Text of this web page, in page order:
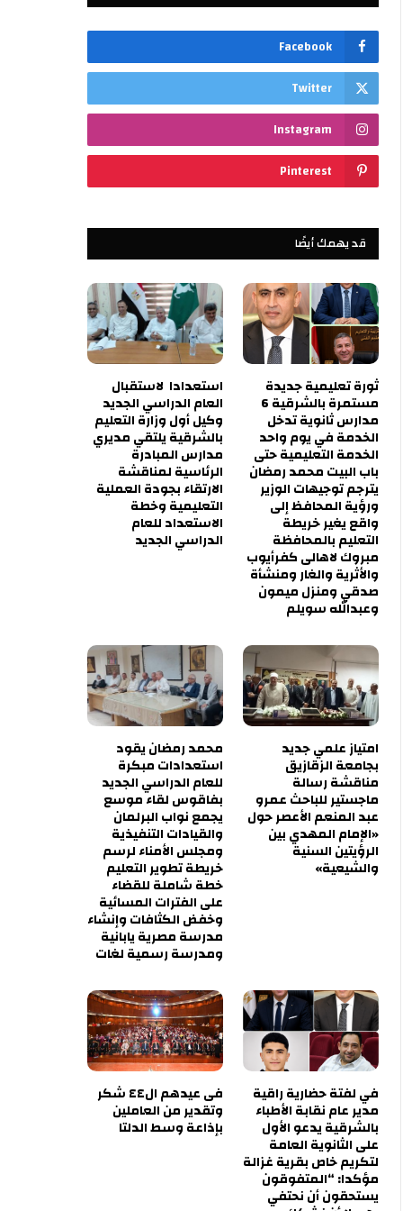
Facebook
Twitter
Instagram
Pinterest
قد يهمك أيضًا
ثورة تعليمية جديدة
مستمرة بالشرقية 6
مدارس ثانوية تدخل
الخدمة في يوم واحد
الخدمة التعليمية حتى
باب البيت محمد رمضان
يترجم توجيهات الوزير
ورؤية المحافظ إلى
واقع يغير خريطة
التعليم بالمحافظة
مبروك لاهالى كفرأيوب
والأثرية والغار ومنشأة
صدقي ومنزل ميمون
وعبدالله سويلم
استعدادا لاستقبال
العام الدراسي الجديد
وكيل أول وزارة التعليم
بالشرقية يلتقي مديري
مدارس المبادرة
الرئاسية لمناقشة
الارتقاء بجودة العملية
التعليمية وخطة
الاستعداد للعام
الدراسي الجديد
امتياز علمي جديد
بجامعة الزقازيق
مناقشة رسالة
ماجستير للباحث عمرو
عبد المنعم الأعصر حول
«الإمام المهدي بين
الرؤيتين السنية
والشيعية»
محمد رمضان يقود
استعدادات مبكرة
للعام الدراسي الجديد
بفاقوس لقاء موسع
يجمع نواب البرلمان
والقيادات التنفيذية
ومجلس الأمناء لرسم
خريطة تطوير التعليم
خطة شاملة للقضاء
على الفترات المسائية
وخفض الكثافات وإنشاء
مدرسة مصرية يابانية
ومدرسة رسمية لغات
في لفتة حضارية راقية
مدير عام نقابة الأطباء
بالشرقية يدعو الأول
على الثانوية العامة
لتكريم خاص بقرية غزالة
مؤكدا: “المتفوقون
يستحقون أن نحتفي
فى عيدهم ال٤٤ شكر
وتقدير من العاملين
بإذاعة وسط الدلتا